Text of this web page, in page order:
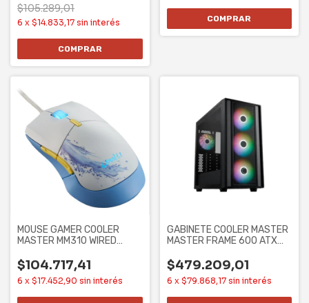
$105.289,01
6 x $14.833,17 sin interés
MOUSE GAMER COOLER
MASTER MM310 WIRED
$104.717,41
6 x $17.452,90 sin interés
GABINETE COOLER MASTER
MASTER FRAME 600 ATX
$479.209,01
6 x $79.868,17 sin interés